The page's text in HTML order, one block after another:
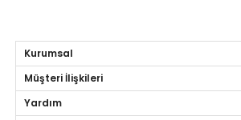
Kurumsal
Müşteri İlişkileri
Yardım